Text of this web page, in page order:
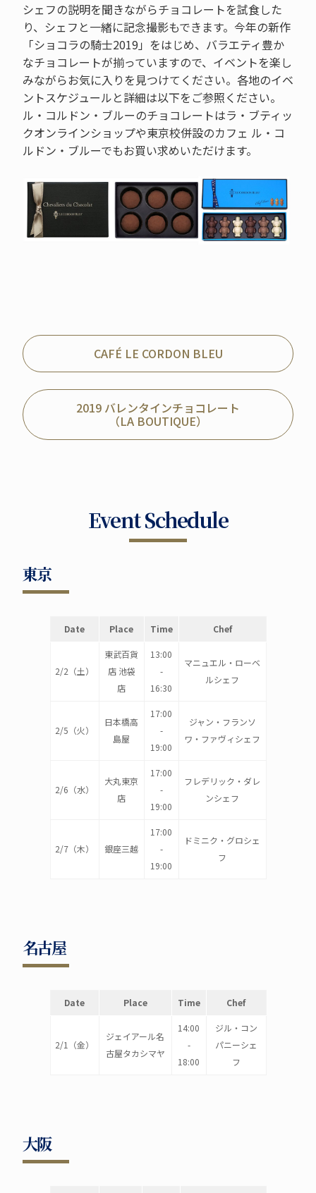
シェフの説明を聞きながらチョコレートを試食した
り、シェフと一緒に記念撮影もできます。今年の新作
「ショコラの騎士2019」をはじめ、バラエティ豊か
なチョコレートが揃っていますので、イベントを楽し
みながらお気に入りを見つけてください。各地のイベ
ントスケジュールと詳細は以下をご参照ください。
ル・コルドン・ブルーのチョコレートはラ・ブティッ
クオンラインショップや東京校併設のカフェ ル・コ
ルドン・ブルーでもお買い求めいただけます。
CAFÉ LE CORDON BLEU
2019 バレンタインチョコレート
（LA BOUTIQUE）
Event Schedule
東京
Date Place Time Chef
2/2（土）
東武百貨
店 池袋
店
13:00
-
16:30
マニュエル・ローベ
ルシェフ
2/5（火）
日本橋高
島屋
17:00
-
19:00
ジャン・フランソ
ワ・ファヴィシェフ
2/6（水）
大丸東京
店
17:00
-
19:00
フレデリック・ダレ
ンシェフ
2/7（木） 銀座三越
17:00
-
19:00
ドミニク・グロシェ
フ
名古屋
Date Place Time Chef
2/1（金）
ジェイアール名
古屋タカシマヤ
14:00
-
18:00
ジル・コン
パニーシェ
フ
大阪